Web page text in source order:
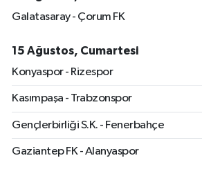
Galatasaray - Çorum FK
15 Ağustos, Cumartesi
Konyaspor - Rizespor
Kasımpaşa - Trabzonspor
Gençlerbirliği S.K. - Fenerbahçe
Gaziantep FK - Alanyaspor